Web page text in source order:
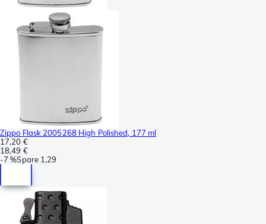
Zippo Flask 2005268 High Polished, 177 ml
17,20 €
18,49 €
-7 %Spare 1,29